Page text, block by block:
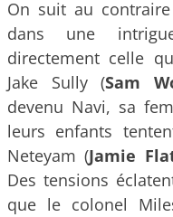
On suit au
dans une
directement celle
Jake Sully (Sam
devenu Navi, sa
leurs enfants
Neteyam (Jamie
Des tensions
que le colonel